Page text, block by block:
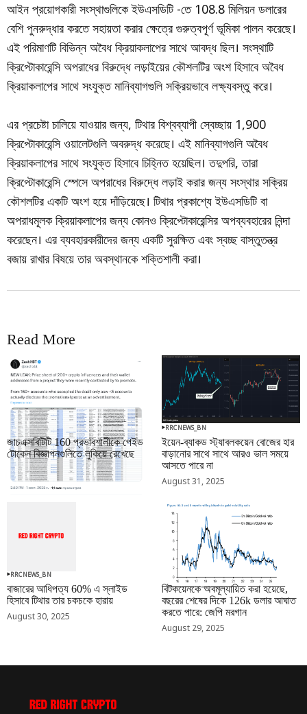
আইন প্রয়োগকারী সংস্থাগুলিকে ইউএসডিটি -তে 108.8 মিলিয়ন ডলারের
বেশি পুনরুদ্ধার করতে সহায়তা করার ক্ষেত্রে গুরুত্বপূর্ণ ভূমিকা পালন করেছে।
এই পরিমাণটি বিভিন্ন অবৈধ ক্রিয়াকলাপের সাথে আবদ্ধ ছিল। সংস্থাটি
ক্রিপ্টোকারেন্সি অপরাধের বিরুদ্ধে লড়াইয়ের কৌশলটির অংশ হিসাবে অবৈধ
ক্রিয়াকলাপের সাথে সংযুক্ত মানিব্যাগগুলি সক্রিয়ভাবে লক্ষ্যবস্তু করে।
এর প্রচেষ্টা চালিয়ে যাওয়ার জন্য, টিথার বিশ্বব্যাপী স্বেচ্ছায় 1,900
ক্রিপ্টোকারেন্সি ওয়ালেটগুলি অবরুদ্ধ করেছে। এই মানিব্যাগগুলি অবৈধ
ক্রিয়াকলাপের সাথে সংযুক্ত হিসাবে চিহ্নিত হয়েছিল। তদুপরি, তারা
ক্রিপ্টোকারেন্সি স্পেসে অপরাধের বিরুদ্ধে লড়াই করার জন্য সংস্থার সক্রিয়
কৌশলটির একটি অংশ হয়ে দাঁড়িয়েছে। টিথার প্রকাশ্যে ইউএসডিটি বা
অপরাধমূলক ক্রিয়াকলাপের জন্য কোনও ক্রিপ্টোকারেন্সির অপব্যবহারের নিন্দা
করেছেন। এর ব্যবহারকারীদের জন্য একটি সুরক্ষিত এবং স্বচ্ছ বাস্তুতন্ত্র
বজায় রাখার বিষয়ে তার অবস্থানকে শক্তিশালী করা।
Read More
RRCNEWS_BN
জাচএক্সবিটিটি 160 প্রভাবশালীকে পেইড
টোকেন বিজ্ঞাপনগুলিতে লুকিয়ে রেখেছে
September 01, 2025
RRCNEWS_BN
ইয়েন-ব্যাকড স্ট্যাবলকয়েন বোজের হার
বাড়ানোর সাথে সাথে আরও ভাল সময়ে
আসতে পারে না
August 31, 2025
RRCNEWS_BN
বাজারের আধিপত্য 60% এ স্লাইড
হিসাবে টিথার তার চকচকে হারায়
August 30, 2025
RRCNEWS_BN
বিটকয়েনকে অবমূল্যায়িত করা হয়েছে,
বছরের শেষের দিকে 126k ডলার আঘাত
করতে পারে: জেপি মরগান
August 29, 2025